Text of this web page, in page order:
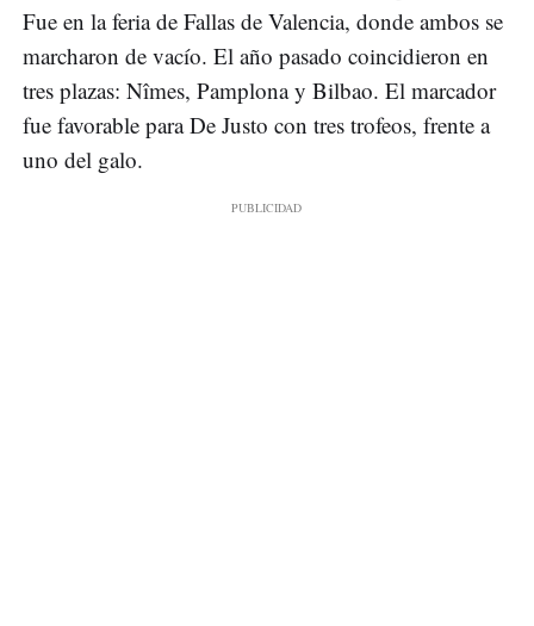
Fue en la feria de Fallas de Valencia, donde ambos se
marcharon de vacío. El año pasado coincidieron en
tres plazas: Nîmes, Pamplona y Bilbao. El marcador
fue favorable para De Justo con tres trofeos, frente a
uno del galo.